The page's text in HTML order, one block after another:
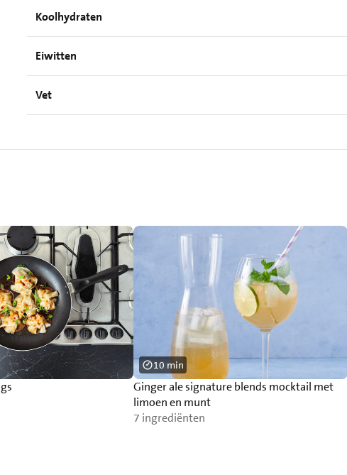
Koolhydraten
Eiwitten
Vet
Ginger ale signature blends mocktail met
limoen en munt
7 ingrediënten
10 min